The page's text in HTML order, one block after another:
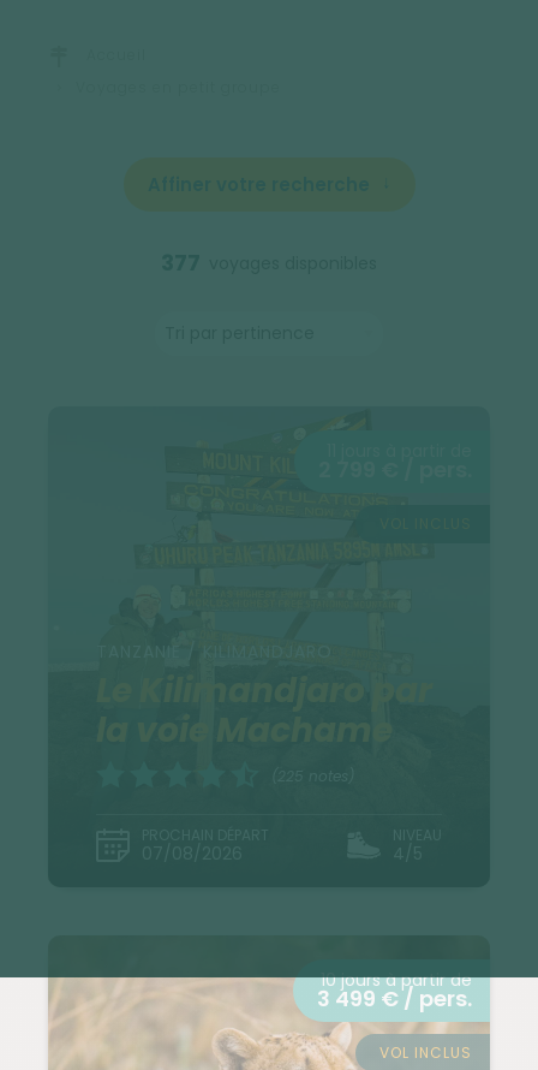
10 jours à partir de
3 499 € / pers.
VOL INCLUS